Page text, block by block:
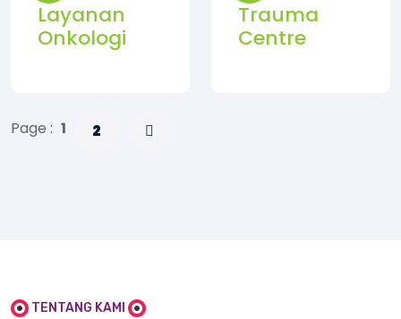
Layanan
Onkologi
Trauma
Centre
Page : 1 2
TENTANG KAMI